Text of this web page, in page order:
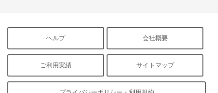
ヘルプ 会社概要
ご利用実績 サイトマップ